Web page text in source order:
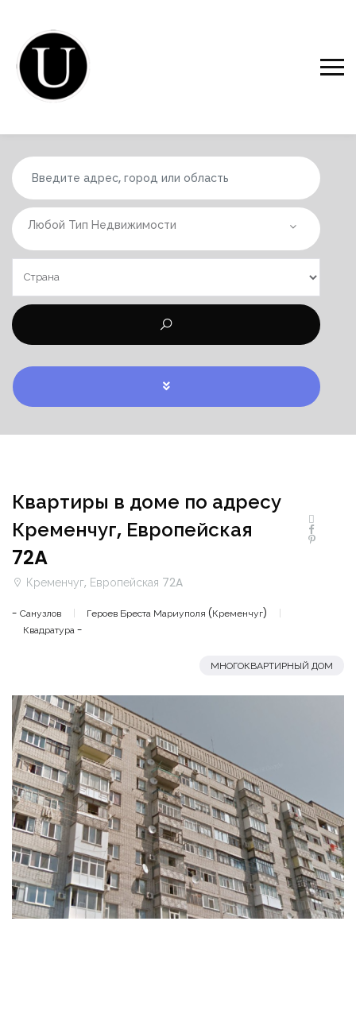
Любой Тип Недвижимости
Квартиры в доме по адресу
Кременчуг, Европейская
72A
Кременчуг, Европейская 72A
- Санузлов
Героев Бреста Мариуполя (Кременчуг)
Квадратура -
МНОГОКВАРТИРНЫЙ ДОМ